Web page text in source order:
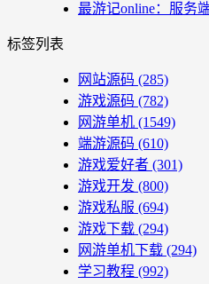
最游记online：服务
标签列表
网站源码 (285)
游戏源码 (782)
网游单机 (1549)
端游源码 (610)
游戏爱好者 (301)
游戏开发 (800)
游戏私服 (694)
游戏下载 (294)
网游单机下载 (294)
学习教程 (992)